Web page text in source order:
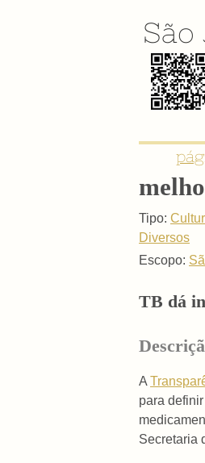
São
Tipo:
Diversos
Escopo:
TB dá
A
para
Secretaria